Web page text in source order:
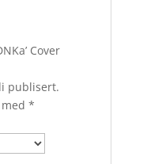
Cover
publisert.
*